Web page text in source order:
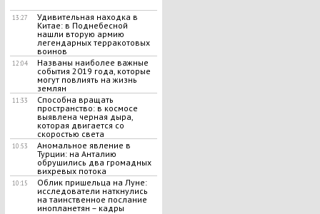
13:27
​Удивительная находка в
Китае: в Поднебесной
нашли вторую армию
легендарных терракотовых
воинов
12:04
Названы наиболее важные
события 2019 года, которые
могут повлиять на жизнь
землян
11:33
Способна вращать
пространство: в космосе
выявлена черная дыра,
которая двигается со
скоростью света
10:53
Аномальное явление в
Турции: на Анталию
обрушились два громадных
вихревых потока
10:15
Облик пришельца на Луне:
исследователи наткнулись
на таинственное послание
инопланетян – кадры